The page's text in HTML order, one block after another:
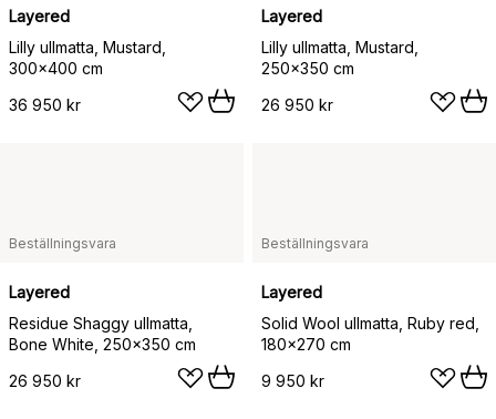
Layered
Lilly ullmatta, Mustard,
300x400 cm
36 950 kr
Layered
Lilly ullmatta, Mustard,
250x350 cm
26 950 kr
Beställningsvara
Layered
Residue Shaggy ullmatta,
Bone White, 250x350 cm
26 950 kr
Beställningsvara
Layered
Solid Wool ullmatta, Ruby red,
180x270 cm
9 950 kr